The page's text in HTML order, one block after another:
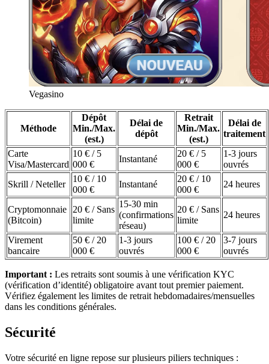
Vegasino
Méthode
Dépôt
Min./Max.
(est.)
Délai de
dépôt
Retrait
Min./Max.
(est.)
Délai de
traitement
Carte
Visa/Mastercard
10 € / 5
000 €
Instantané
20 € / 5
000 €
1-3 jours
ouvrés
Skrill / Neteller
10 € / 10
000 €
Instantané
20 € / 10
000 €
24 heures
Cryptomonnaie
(Bitcoin)
20 € / Sans
limite
15-30 min
(confirmations
réseau)
20 € / Sans
limite
24 heures
Virement
bancaire
50 € / 20
000 €
1-3 jours
ouvrés
100 € / 20
000 €
3-7 jours
ouvrés
Important : Les retraits sont soumis à une vérification KYC
(vérification d’identité) obligatoire avant tout premier paiement.
Vérifiez également les limites de retrait hebdomadaires/mensuelles
dans les conditions générales.
Sécurité
Votre sécurité en ligne repose sur plusieurs piliers techniques :